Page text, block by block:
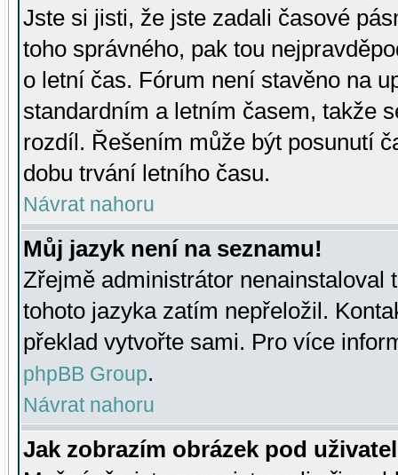
Jste si jisti, že jste zadali časové
toho správného, pak tou
o letní čas. Fórum není stavěno na
standardním a letním časem, takže
rozdíl. Řešením může být posunutí
dobu trvání letního času.
Návrat nahoru
Můj jazyk není na seznamu!
Zřejmě administrátor nenainstaloval
tohoto jazyka zatím nepřeložil.
překlad vytvořte sami. Pro více
phpBB Group.
Návrat nahoru
Jak zobrazím obrázek pod